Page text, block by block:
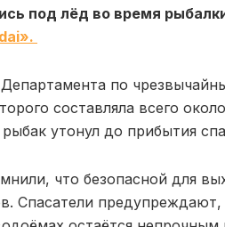
под лёд во время
по
составляла всего
утонул до прибытия
что безопасной для
Спасатели